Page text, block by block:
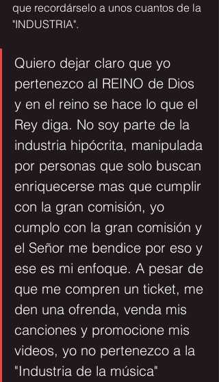
que recordárselo a unos cuantos de la
"INDUSTRIA".
Quiero dejar claro que yo
pertenezco al REINO de Dios
y en el reino se hace lo que el
Rey diga. No soy parte de la
industria hipócrita, manipulada
por personas que solo buscan
enriquecerse mas que cumplir
con la gran comisión, yo
cumplo con la gran comisión y
el Señor me bendice por eso y
ese es mi enfoque. A pesar de
que me compren un ticket, me
den una ofrenda, venda mis
canciones y promocione mis
videos, yo no pertenezco a la
"Industria de la música"